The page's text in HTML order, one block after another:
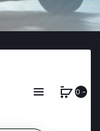
0 -